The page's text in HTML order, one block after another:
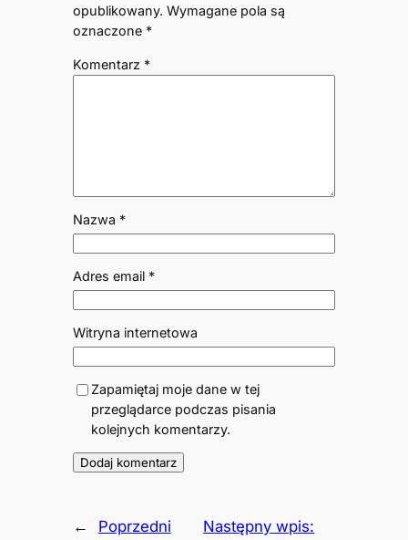
opublikowany. Wymagane pola są
oznaczone *
Komentarz *
Nazwa *
Adres email *
Witryna internetowa
Zapamiętaj moje dane w tej
przeglądarce podczas pisania
kolejnych komentarzy.
←
Poprzedni
Następny wpis: